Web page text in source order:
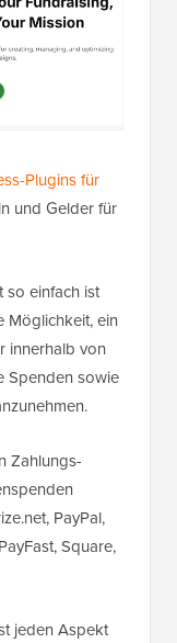
Plugins für
und Gelder für
so einfach ist
Möglichkeit, ein
innerhalb von
Spenden sowie
Zahlungs-
PayPal,
Square,
jeden Aspekt